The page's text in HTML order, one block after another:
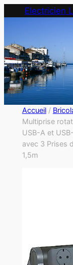
Electricien
Accueil/
Multiprise
USB-A et
avec 3 Prises
1,5m